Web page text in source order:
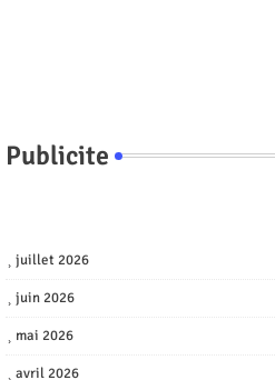
Publicite
juillet 2026
juin 2026
mai 2026
avril 2026